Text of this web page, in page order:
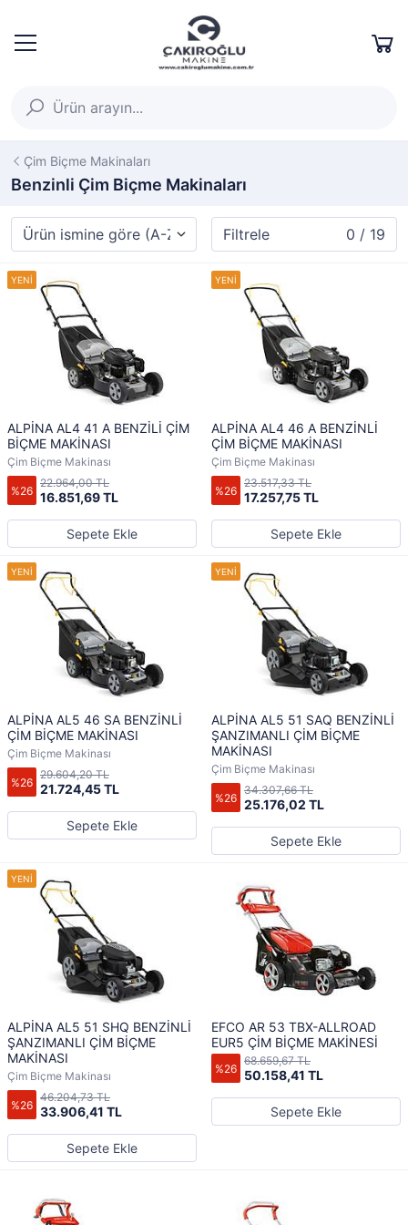
Çim Biçme Makinaları
Benzinli Çim Biçme Makinaları
Filtrele 0 / 19
ALPİNA AL4 41 A BENZİLİ ÇİM
BİÇME MAKİNASI
Çim Biçme Makinası
%26 16.851,69 TL
22.964,00 TL
Sepete Ekle
ALPİNA AL4 46 A BENZİNLİ
ÇİM BİÇME MAKİNASI
Çim Biçme Makinası
%26 17.257,75 TL
23.517,33 TL
Sepete Ekle
ALPİNA AL5 46 SA BENZİNLİ
ÇİM BİÇME MAKİNASI
Çim Biçme Makinası
%26 21.724,45 TL
29.604,20 TL
Sepete Ekle
ALPİNA AL5 51 SAQ BENZİNLİ
ŞANZIMANLI ÇİM BİÇME
MAKİNASI
Çim Biçme Makinası
%26 25.176,02 TL
34.307,66 TL
Sepete Ekle
ALPİNA AL5 51 SHQ BENZİNLİ
ŞANZIMANLI ÇİM BİÇME
MAKİNASI
Çim Biçme Makinası
%26 33.906,41 TL
46.204,73 TL
Sepete Ekle
EFCO AR 53 TBX-ALLROAD
EUR5 ÇİM BİÇME MAKİNESİ
%26 50.158,41 TL
68.659,67 TL
Sepete Ekle